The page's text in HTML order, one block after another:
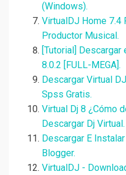
(Windows).
VirtualDJ Home 7.4
Productor Musical.
[Tutorial]
8.0.2 [FULL-MEGA].
Descargar Virtual
Spss Gratis.
Virtual Dj 8 ¿Cómo
Descargar Dj Virtual.
Descargar E
Blogger.
VirtualDJ -